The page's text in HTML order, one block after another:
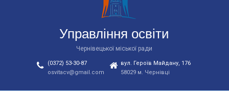
Вакансії у ЗДО та
дошкільних підрозділах
ЗЗСО станом на
01.08.2026 р.
Управління освіти
Чернівецької міської ради
(0372) 53-30-87
osvitacv@gmail.com
вул. Героїв Майдану, 176
58029 м. Чернівці